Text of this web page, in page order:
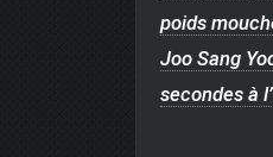
poids
Joo Sang
secondes à